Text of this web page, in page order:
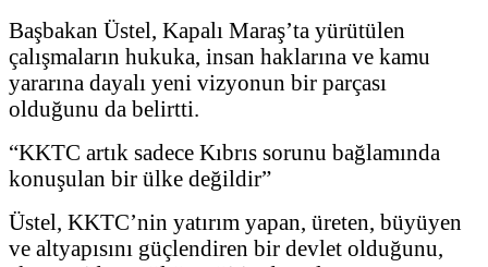
Başbakan Üstel, Kapalı Maraş’ta yürütülen
çalışmaların hukuka, insan haklarına ve kamu
yararına dayalı yeni vizyonun bir parçası
olduğunu da belirtti.
“KKTC artık sadece Kıbrıs sorunu bağlamında
konuşulan bir ülke değildir”
Üstel, KKTC’nin yatırım yapan, üreten, büyüyen
ve altyapısını güçlendiren bir devlet olduğunu,